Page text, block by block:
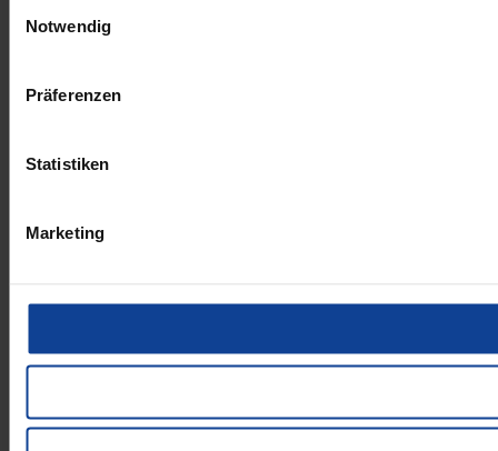
Notwendig
Präferenzen
Statistiken
Marketing